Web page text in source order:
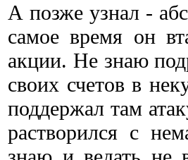
А позже узнал -
самое время он
акции. Не знаю
своих счетов в
поддержал там
растворился с